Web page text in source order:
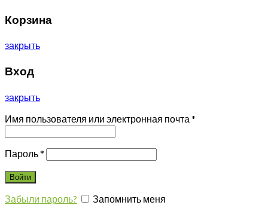
Корзина
закрыть
Вход
закрыть
Имя пользователя или электронная почта *
Пароль*
Войти
Забыли пароль?
Запомнить меня